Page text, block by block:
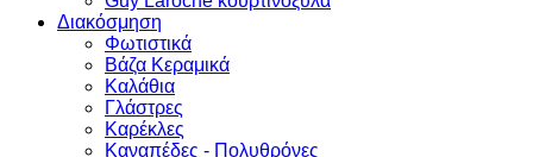
Διακόσμηση
Φωτιστικά
Βάζα Κεραμικά
Καλάθια
Γλάστρες
Καρέκλες
Καναπέδες - Πολυθρόνες